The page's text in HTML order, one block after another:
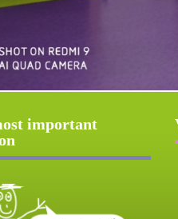
important